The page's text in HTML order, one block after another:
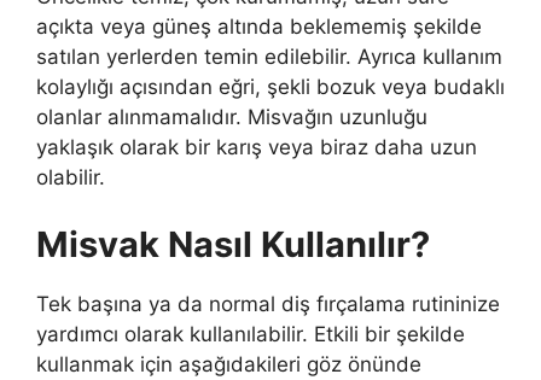
açıkta veya güneş altında beklememiş şekilde
satılan yerlerden temin edilebilir. Ayrıca kullanım
kolaylığı açısından eğri, şekli bozuk veya budaklı
olanlar alınmamalıdır. Misvağın uzunluğu
yaklaşık olarak bir karış veya biraz daha uzun
olabilir.
Misvak Nasıl Kullanılır?
Tek başına ya da normal diş fırçalama rutininize
yardımcı olarak kullanılabilir. Etkili bir şekilde
kullanmak için aşağıdakileri göz önünde